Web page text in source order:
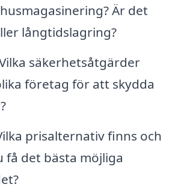
Är det
långtidslagring?
säkerhetsåtgärder
företag för att skydda
prisalternativ finns och
få det bästa möjliga